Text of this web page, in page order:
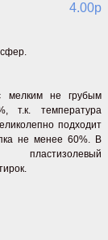
4.00p
мелким не грубым
т.к. температура
подходит
не менее 60%. В
пластизолевый